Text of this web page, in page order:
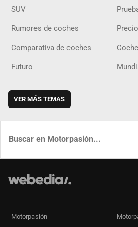
SUV
Rumores de coches
Comparativa de coches
Futuro
VER MÁS TEMAS
Motorpasión